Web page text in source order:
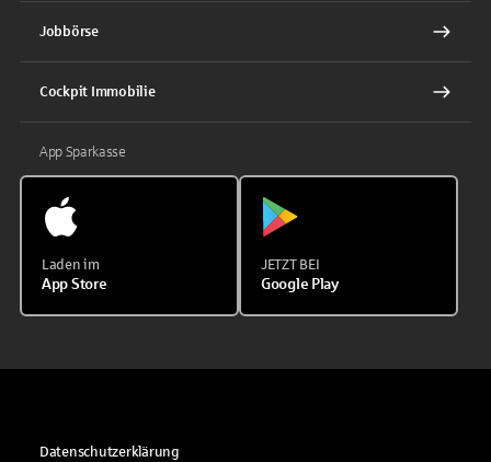
Jobbörse
Cockpit Immobilie
App Sparkasse
Laden im
App Store
JETZT BEI
Google Play
Datenschutzerklärung